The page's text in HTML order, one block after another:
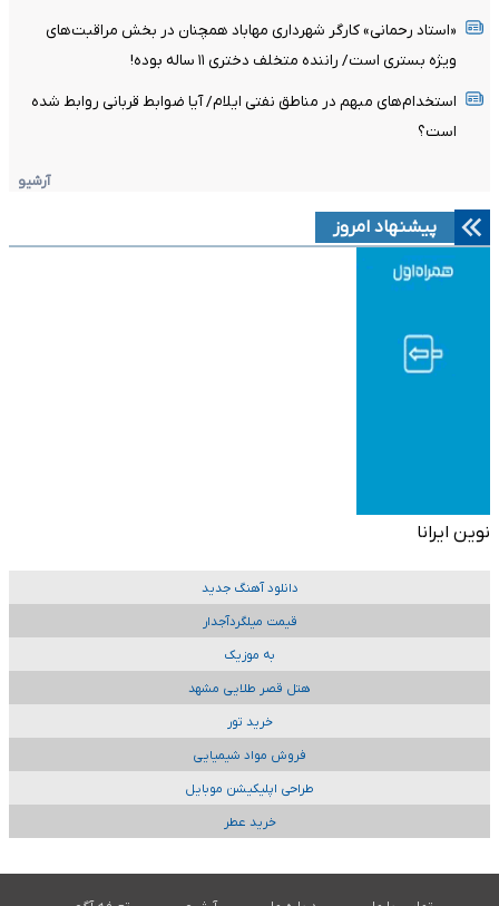
«استاد رحمانی» کارگر شهرداری مهاباد همچنان در بخش مراقبت‌های
ویژه بستری است/ راننده متخلف دختری ۱۱ ساله بوده!
استخدام‌های مبهم در مناطق نفتی ایلام/ آیا ضوابط قربانی روابط شده
است؟
آرشیو
پیشنهاد امروز
نوین ایرانا
دانلود آهنگ جدید
قیمت میلگردآجدار
به موزیک
هتل قصر طلایی مشهد
خرید تور
فروش مواد شیمیایی
طراحی اپلیکیشن موبایل
خرید عطر